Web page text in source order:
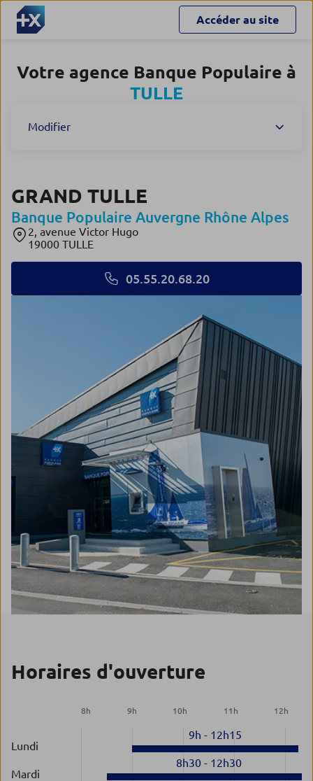
Accéder au site
Votre agence Banque Populaire à
TULLE
Modifier
GRAND TULLE
Banque Populaire Auvergne Rhône Alpes
2, avenue Victor Hugo
19000 TULLE
05.55.20.68.20
Horaires d'ouverture
8h 9h 10h 11 h 12h
Lundi
9h - 12h15
Mardi
8h30- 12h30